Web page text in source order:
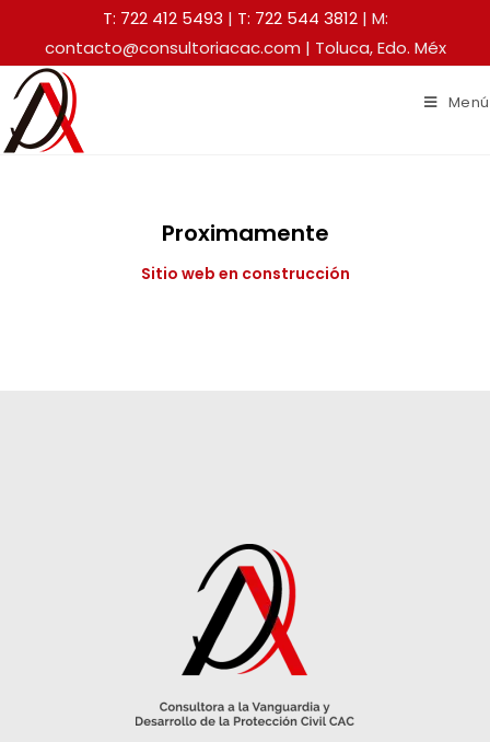
T: 722 412 5493 | T: 722 544 3812| M:
contacto@consultoriacac.com | Toluca, Edo. Méx
Menú
Proximamente
Sitio web en construcción